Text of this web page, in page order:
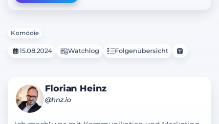
Komödie
15.08.2024 Watchlog Folgenübersicht
Florian Heinz
@hnz.io